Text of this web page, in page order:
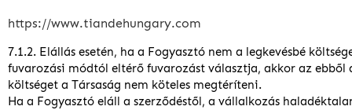
https://www.tiandehungary.com
7.1.2. Elállás esetén, ha a Fogyasztó nem a legkevésbé
fuvarozási módtól eltérő fuvarozást választja, akkor az ebből
költséget a Társaság nem köteles megtéríteni.
Ha a Fogyasztó eláll a szerződéstől, a vállalkozás